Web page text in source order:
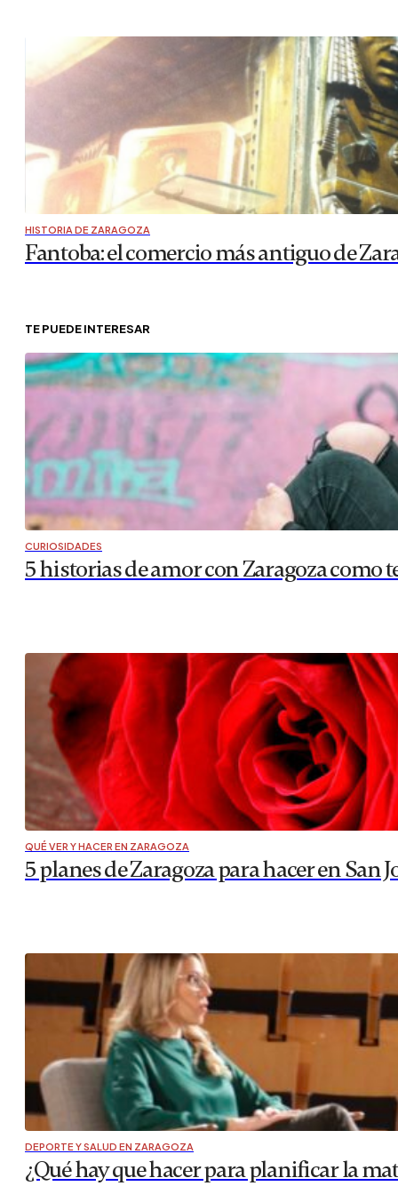
HISTORIA DE ZARAGOZA
Fantoba: el comercio más antiguo de
TE PUEDE INTERESAR
CURIOSIDADES
5 historias de amor con Zaragoza como
QUÉ VER Y HACER EN ZARAGOZA
5 planes de Zaragoza para hacer en San
DEPORTE Y SALUD EN ZARAGOZA
¿Qué hay que hacer para planificar la